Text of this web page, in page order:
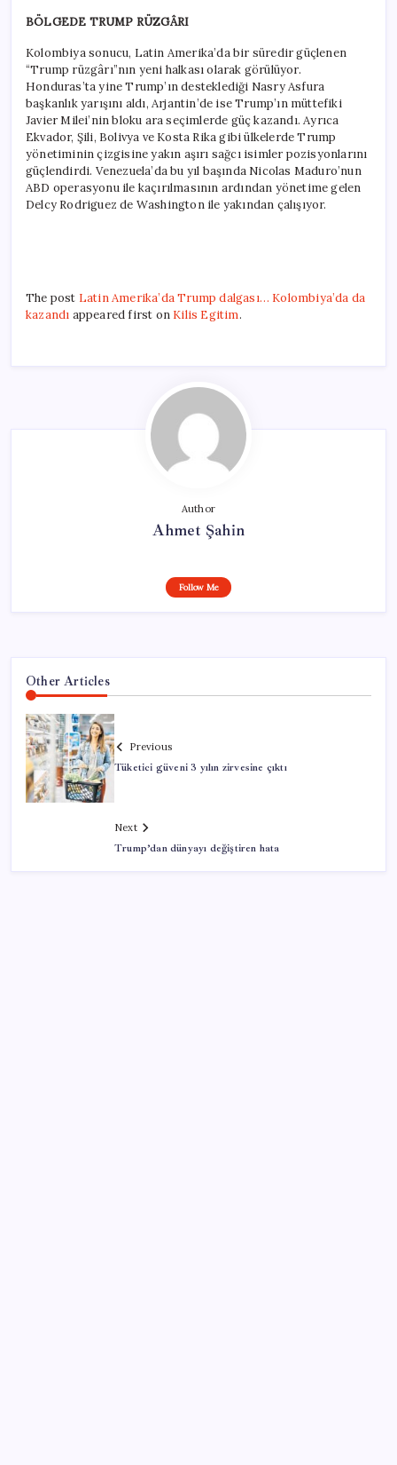
BÖLGEDE TRUMP RÜZGÂRI
Kolombiya sonucu, Latin Amerika’da bir süredir güçlenen
“Trump rüzgârı”nın yeni halkası olarak görülüyor.
Honduras’ta yine Trump’ın desteklediği Nasry Asfura
başkanlık yarışını aldı, Arjantin’de ise Trump’ın müttefiki
Javier Milei’nin bloku ara seçimlerde güç kazandı. Ayrıca
Ekvador, Şili, Bolivya ve Kosta Rika gibi ülkelerde Trump
yönetiminin çizgisine yakın aşırı sağcı isimler pozisyonlarını
güçlendirdi. Venezuela’da bu yıl başında Nicolas Maduro’nun
ABD operasyonu ile kaçırılmasının ardından yönetime gelen
Delcy Rodriguez de Washington ile yakından çalışıyor.
The post Latin Amerika’da Trump dalgası… Kolombiya’da da
kazandı appeared first on Kilis Egitim.
Author
Ahmet Şahin
Follow Me
Other Articles
Previous
Tüketici güveni 3 yılın zirvesine çıktı
Next
Trump’dan dünyayı değiştiren hata